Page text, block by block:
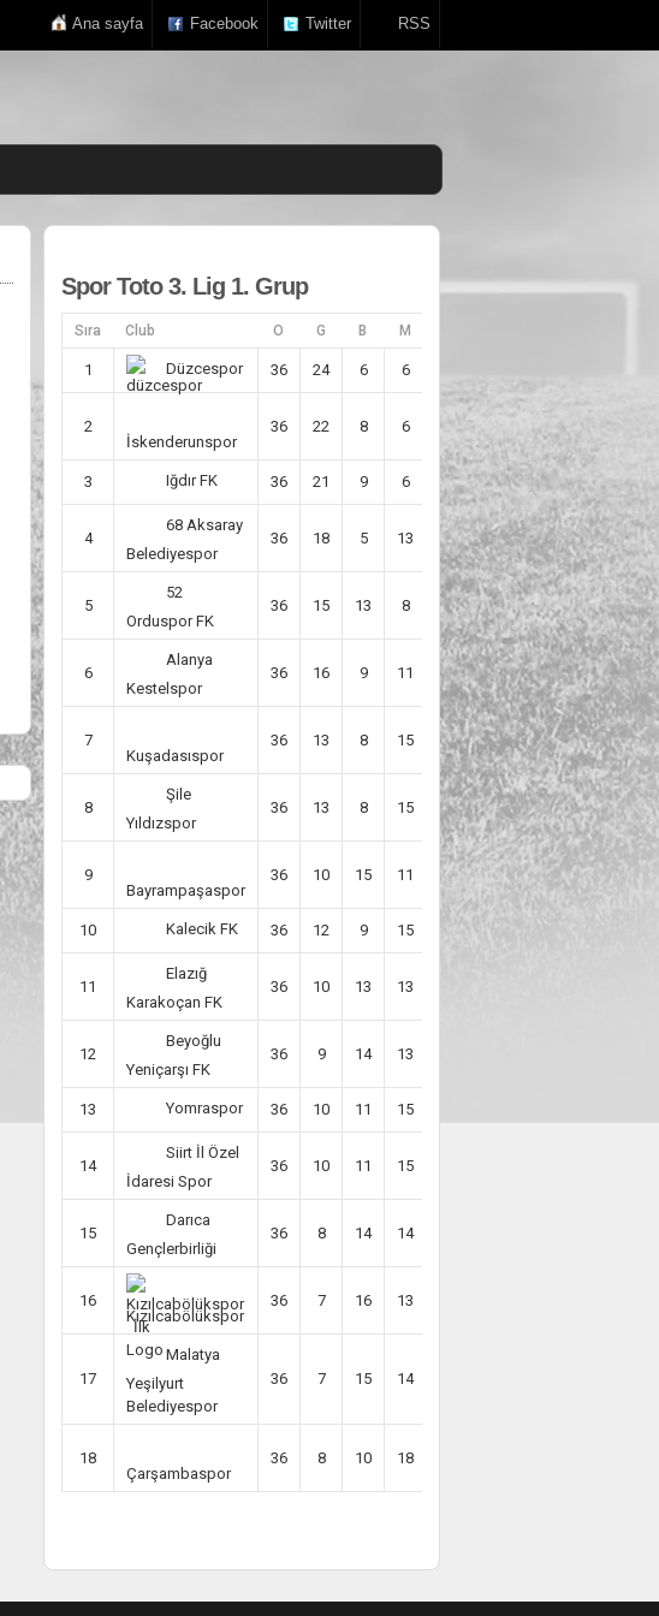
Ana sayfa Facebook Twitter RSS
Spor Toto 3. Lig 1. Grup
Sıra Club O G B M
1 Düzcespor 36 24 6 6
2
İskenderunspor
36 22 8 6 41
3 Iğdır FK 36 21 9 6 25 72
4
68 Aksaray
Belediyespor
36 18 5 13 6 59
5
52
Orduspor FK
36 15 13 8 7 58
6
Alanya
Kestelspor
36 16 9 11 12 57
7
Kuşadasıspor
36 13 8 15 -7 47
8
Şile
Yıldızspor
36 13 8 15 -7 47
9
Bayrampaşaspor
36 10 15 11 8 45
10 Kalecik FK 36 12 9 15 45
11
Elazığ
Karakoçan FK
36 10 13 13
12
Beyoğlu
Yeniçarşı FK
36 9 14 13
13 Yomraspor 36 10 11 15
14
Siirt İl Özel
İdaresi Spor
36 10 11 15
15
Darıca
Gençlerbirliği
36 8 14 14
16
Kızılcabölükspor
36 7 16 13
17
Malatya
Yeşilyurt
Belediyespor
36 7 15 14
18
Çarşambaspor
36 8 10 18